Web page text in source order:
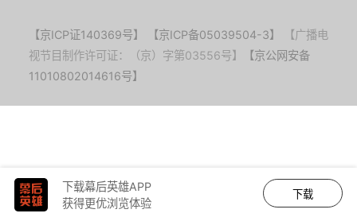
【京ICP证140369号】 【京ICP备05039504-3】
【广播电
视节目制作许可证：（京）字第03556号】
【京公网安备
11010802014616号】
下载幕后英雄APP
获得更优浏览体验
下载